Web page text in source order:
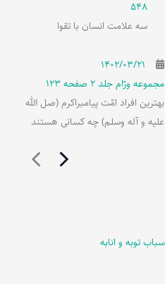
548
سه علامت انسان با تقوا
۱۴۰۲/۰۳/۲۱
مجموعه ورّام جلد 2 صفحه 123
بهترین افراد امّت پیامبراکرم (صل الله
علیه و آله وسلم) چه کسانی هستند